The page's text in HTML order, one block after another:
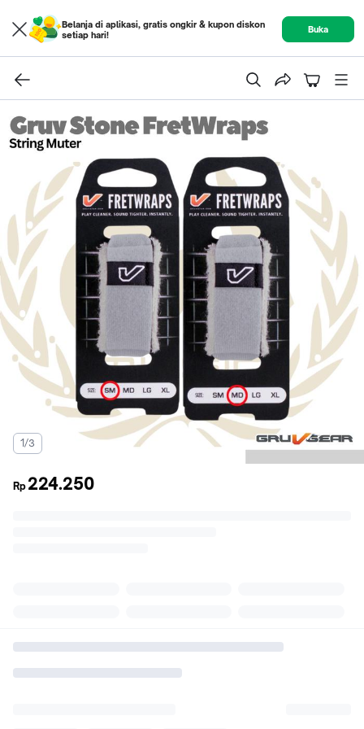
Belanja di aplikasi, gratis ongkir & kupon diskon
setiap hari!
Buka
1/3
Rp 224.250